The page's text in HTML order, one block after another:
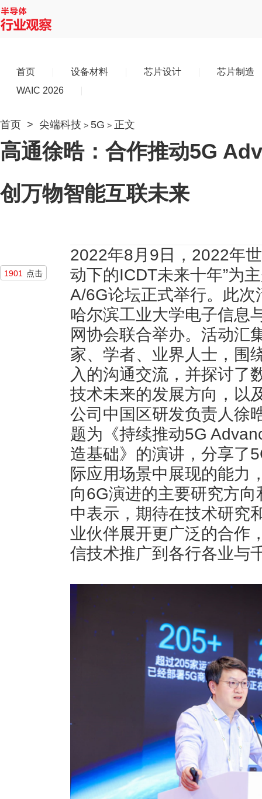
首页 设备材料 芯片设计
芯片制造
WAIC 2026
首页 > 尖端科技 > 5G > 正文
高通徐晧：合作推动5G
创万物智能互联未来
1901 点击
2022年8月9日，2022年
动下的ICDT未来十年”为
A/6G论坛正式举行。此
哈尔滨工业大学电子信息
网协会联合举办。活动汇
家、学者、业界人士，围
入的沟通交流，并探讨了
技术未来的发展方向，以
公司中国区研发负责人徐
题为《持续推动5G
造基础》的演讲，分享了
际应用场景中展现的能力
向6G演进的主要研究方
中表示，期待在技术研究
业伙伴展开更广泛的合作
信技术推广到各行各业与